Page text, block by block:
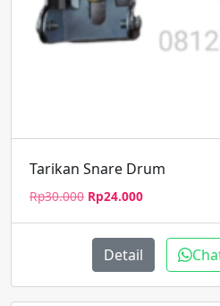
Tarikan Snare Drum
Rp30.000 Harga
Rp30.000.
Rp24.000Harga
adalah:
Rp24.000.
Detail